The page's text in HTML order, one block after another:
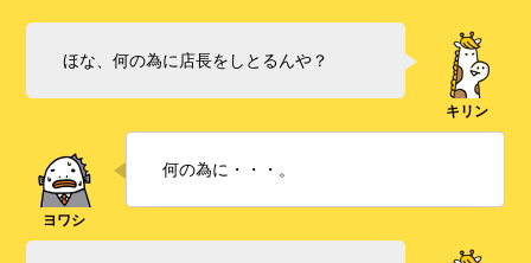
ほな、何の為に店長をしとるんや？
何の為に・・・。